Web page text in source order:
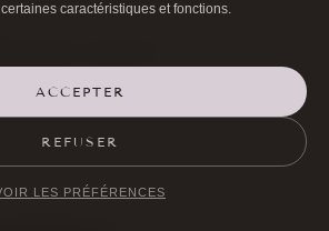
caractéristiques et fonctions.
ACCEPTER
REFUSER
LES PRÉFÉRENCES